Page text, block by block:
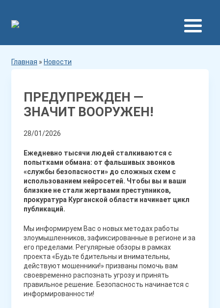
Главная » Новости
ПРЕДУПРЕЖДЕН —
ЗНАЧИТ ВООРУЖЕН!
28/01/2026
Ежедневно тысячи людей сталкиваются с
попытками обмана: от фальшивых звонков
«службы безопасности» до сложных схем с
использованием нейросетей. Чтобы вы и ваши
близкие не стали жертвами преступников,
прокуратура Курганской области начинает цикл
публикаций.
Мы информируем Вас о новых методах работы
злоумышленников, зафиксированные в регионе и за
его пределами. Регулярные обзоры в рамках
проекта «Будьте бдительны и внимательны,
действуют мошенники!» призваны помочь вам
своевременно распознать угрозу и принять
правильное решение. Безопасность начинается с
информированности!